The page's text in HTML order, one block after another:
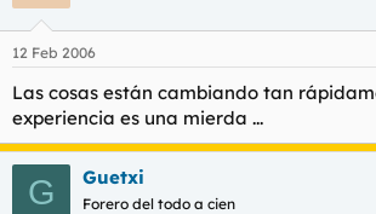
12 Feb 2006
Las cosas están cambiando tan
experiencia es una mierda ...
G Guetxi
Forero del todo a cien